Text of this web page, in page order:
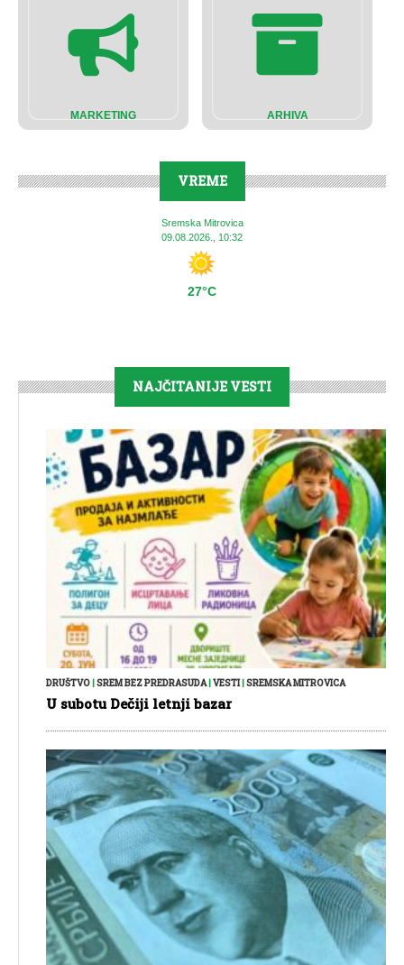
MARKETING ARHIVA
VREME
Sremska Mitrovica
09.08.2026., 10:32
27°C
NAJČITANIJE VESTI
DRUŠTVO SREM BEZ PREDRASUDA| VESTI| SREMSKA MITROVICA
U subotu Dečiji letnji bazar